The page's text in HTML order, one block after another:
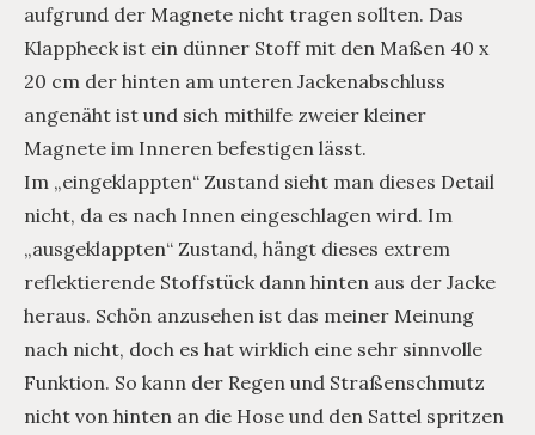
aufgrund der Magnete nicht tragen sollten. Das
Klappheck ist ein dünner Stoff mit den Maßen 40 x
20 cm der hinten am unteren Jackenabschluss
angenäht ist und sich mithilfe zweier kleiner
Magnete im Inneren befestigen lässt.
Im „eingeklappten“ Zustand sieht man dieses Detail
nicht, da es nach Innen eingeschlagen wird. Im
„ausgeklappten“ Zustand, hängt dieses extrem
reflektierende Stoffstück dann hinten aus der Jacke
heraus. Schön anzusehen ist das meiner Meinung
nach nicht, doch es hat wirklich eine sehr sinnvolle
Funktion. So kann der Regen und Straßenschmutz
nicht von hinten an die Hose und den Sattel spritzen